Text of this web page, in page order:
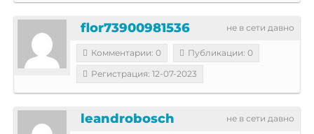
не в сети давно
flor73900981536
Комментарии: 0
Публикации: 0
Регистрация: 12-07-2023
не в сети давно
leandrobosch